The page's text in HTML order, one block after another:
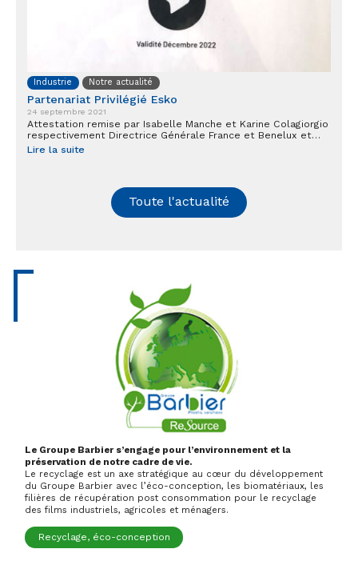
Industrie Notre actualité
Partenariat Privilégié Esko
24 septembre 2021
Attestation remise par Isabelle Manche et Karine Colagiorgio
respectivement Directrice Générale France et Benelux et…
Lire la suite
Toute l'actualité
Le Groupe Barbier s’engage pour l’environnement et la
préservation de notre cadre de vie.
Le recyclage est un axe stratégique au cœur du développement
du Groupe Barbier avec l’éco-conception, les biomatériaux, les
filières de récupération post consommation pour le recyclage
des films industriels, agricoles et ménagers.
Recyclage, éco-conception